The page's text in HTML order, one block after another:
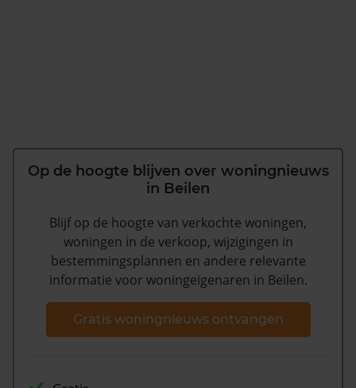
Op de hoogte blijven over woningnieuws
in Beilen
Blijf op de hoogte van verkochte woningen,
woningen in de verkoop, wijzigingen in
bestemmingsplannen en andere relevante
informatie voor woningeigenaren in Beilen.
Gratis woningnieuws ontvangen